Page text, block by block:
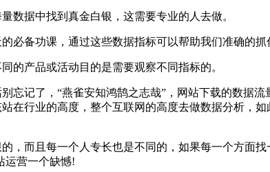
据中找到真金白银，这需要专业的人去做。
备功课，通过这些数据指标可以帮助我们准确的抓
产品或活动目的是需要观察不同指标的。
记了，“燕雀安知鸿鹄之志哉”，网站下载的数据流
在行业的高度，整个互联网的高度去做数据分析，
而且每一个人专长也是不同的，如果每一个方面找
运营一个缺憾!